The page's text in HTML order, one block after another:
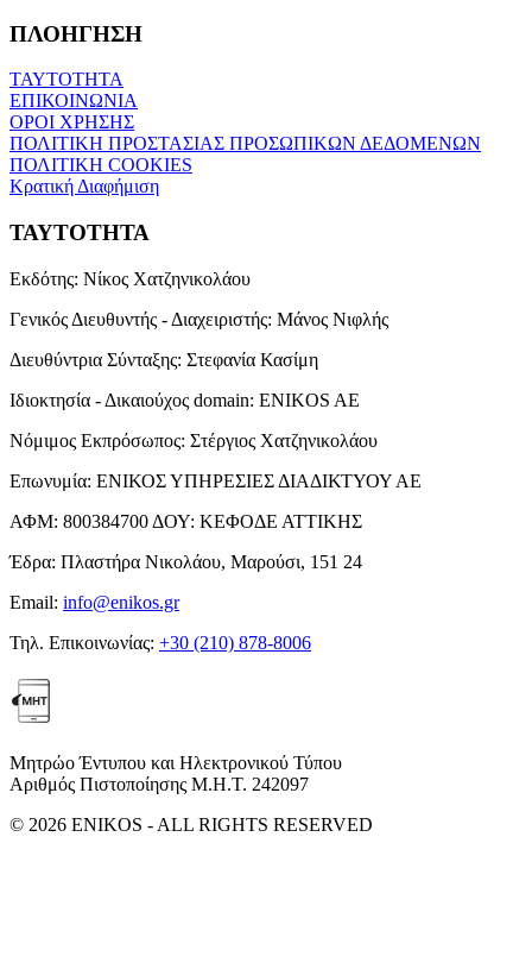
ΠΛΟΗΓΗΣΗ
ΤΑΥΤΟΤΗΤΑ
ΕΠΙΚΟΙΝΩΝΙΑ
ΟΡΟΙ ΧΡΗΣΗΣ
ΠΟΛΙΤΙΚΗ ΠΡΟΣΤΑΣΙΑΣ ΠΡΟΣΩΠΙΚΩΝ ΔΕΔΟΜΕΝΩΝ
ΠΟΛΙΤΙΚΗ COOKIES
Κρατική Διαφήμιση
ΤΑΥΤΟΤΗΤΑ
Εκδότης: Νίκος Χατζηνικολάου
Γενικός Διευθυντής - Διαχειριστής: Μάνος Νιφλής
Διευθύντρια Σύνταξης: Στεφανία Κασίμη
Ιδιοκτησία - Δικαιούχος domain: ENIKOS AE
Νόμιμος Εκπρόσωπος: Στέργιος Χατζηνικολάου
Επωνυμία: ΕΝΙΚΟΣ ΥΠΗΡΕΣΙΕΣ ΔΙΑΔΙΚΤΥΟΥ ΑΕ
ΑΦΜ: 800384700 ΔΟΥ: ΚΕΦΟΔΕ ΑΤΤΙΚΗΣ
Έδρα: Πλαστήρα Νικολάου, Μαρούσι, 151 24
Email: info@enikos.gr
Τηλ. Επικοινωνίας: +30 (210) 878-8006
Μητρώο Έντυπου και Ηλεκτρονικού Τύπου
Αριθμός Πιστοποίησης Μ.Η.Τ. 242097
© 2026 ENIKOS - ALL RIGHTS RESERVED